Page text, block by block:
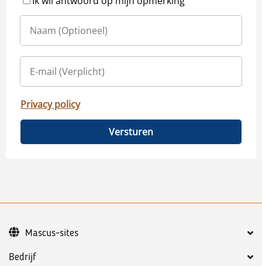
Privacy policy
Versturen
Bedrijf
Mascus-sites